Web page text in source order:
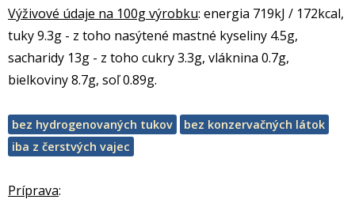
Výživové údaje na 100g výrobku: energia 719kJ / 172kcal,
tuky 9.3g - z toho nasýtené mastné kyseliny 4.5g,
sacharidy 13g - z toho cukry 3.3g, vláknina 0.7g,
bielkoviny 8.7g, soľ 0.89g.
bez hydrogenovaných tukov
bez konzervačných látok
iba z čerstvých vajec
Príprava: